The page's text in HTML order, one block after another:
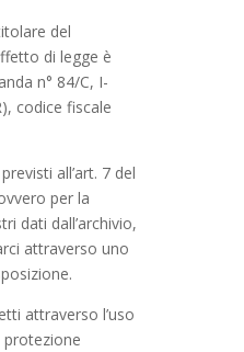
del
di legge è
n° 84/C, I-
codice fiscale
all’art. 7 del
per la
dati dall’archivio,
attraverso uno
attraverso l’uso
protezione